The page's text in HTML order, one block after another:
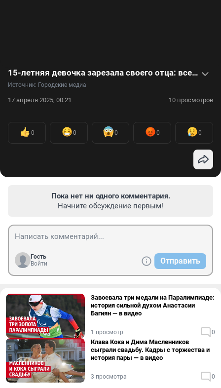
15-летняя девочка зарезала своего отца: все об убийстве в Москве в одном видео
Источник: Городские медиа
17 апреля 2025, 00:21 10 просмотров
0 0 0 0 0
Пока нет ни одного комментария.
Начните обсуждение первым!
Гость
Войти
Отправить
Завоевала три медали на Паралимпиаде:
история сильной духом Анастасии
Багиян — в видео
1 просмотр 0
Клава Кока и Дима Масленников
сыграли свадьбу. Кадры с торжества и
история пары — в видео
3 просмотра 0